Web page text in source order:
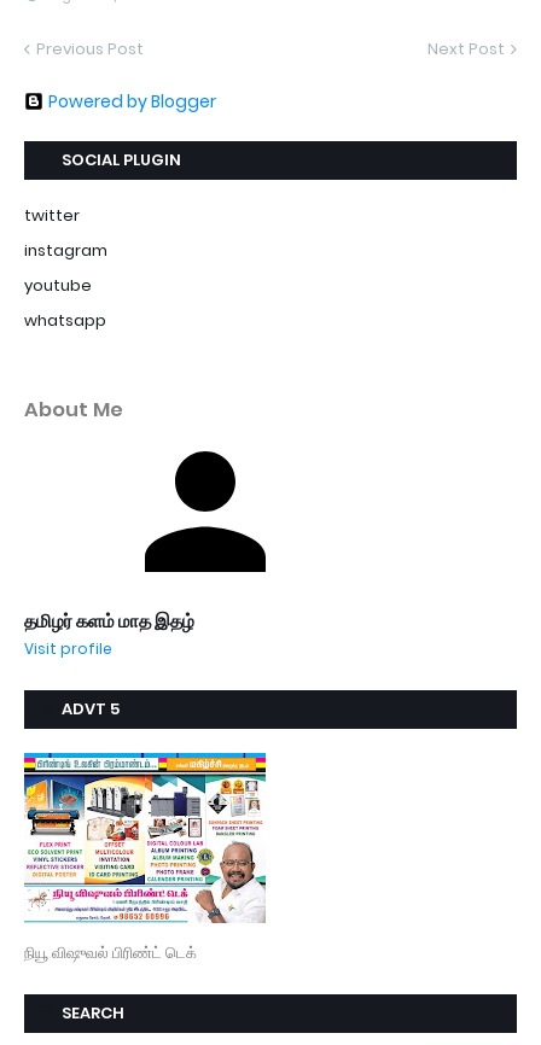
Previous Post Next Post
Powered by Blogger
SOCIAL PLUGIN
twitter
instagram
youtube
whatsapp
About Me
தமிழர் களம் மாத இதழ்
Visit profile
ADVT 5
நியூ விஷுவல் பிரிண்ட் டெக்
SEARCH